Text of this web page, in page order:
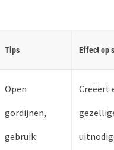
Tips Effect op
Open
gordijnen,
gebruik
Creëert